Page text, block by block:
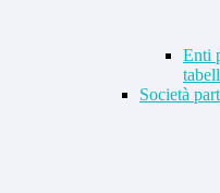
Enti
Società